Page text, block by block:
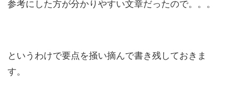
参考にした方が分かりやすい文章だったので。。。
というわけで要点を掻い摘んで書き残しておきま
す。